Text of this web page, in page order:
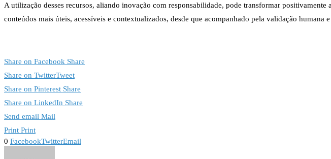
A utilização desses recursos, aliando inovação com responsabilidade, pode transformar
conteúdos mais úteis, acessíveis e contextualizados, desde que acompanhado pela validação humana
Share on Facebook Share
Share on TwitterTweet
Share on Pinterest Share
Share on LinkedIn Share
Send email Mail
Print Print
0 FacebookTwitterEmail